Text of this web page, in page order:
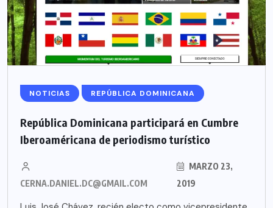
NOTICIAS REPÚBLICA DOMINICANA
República Dominicana participará en Cumbre
Iberoaméricana de periodismo turístico
CERNA.DANIEL.DC@GMAIL.COM
MARZO 23,
2019